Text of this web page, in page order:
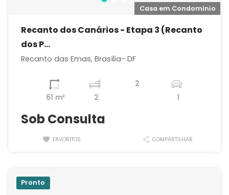
Casa em Condomínio
Recanto dos Canários - Etapa 3 (Recanto
dos P...
Recanto das Emas, Brasília- DF
61 m² 2
2
1
Sob Consulta
FAVORITOS COMPARTILHAR
Pronto